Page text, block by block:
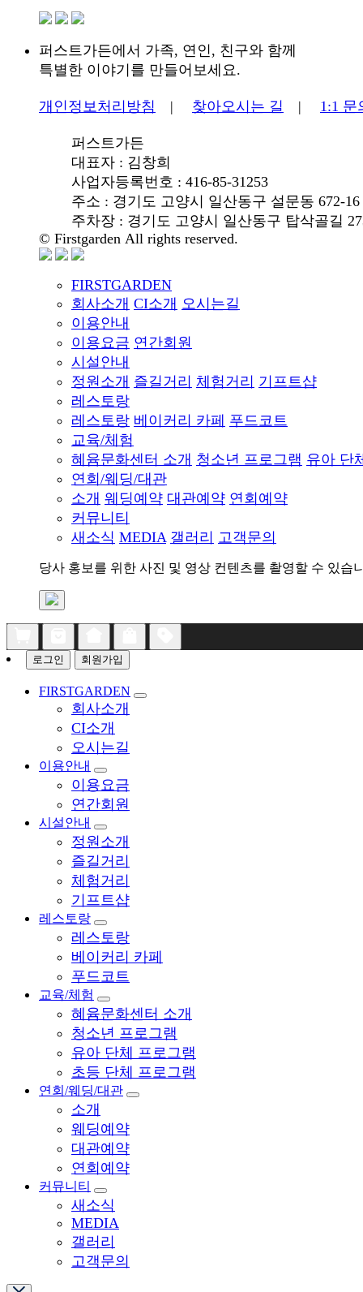
퍼스트가든에서 가족, 연인, 친구와 함께
특별한 이야기를 만들어보세요.
개인정보처리방침 | 찾아오시는 길 | 1:1 문
퍼스트가든
대표자 : 김창희
사업자등록번호 : 416-85-31253
주소 : 경기도 고양시 일산동구 설문동 672-16
주차장 : 경기도 고양시 일산동구 탑삭골길
© Firstgarden All rights reserved.
FIRSTGARDEN
회사소개 CI소개 오시는길
이용안내
이용요금 연간회원
시설안내
정원소개 즐길거리 체험거리 기프트샵
레스토랑
레스토랑 베이커리 카페 푸드코트
교육/체험
혜윰문화센터 소개 청소년 프로그램 유아 단
연회/웨딩/대관
소개 웨딩예약 대관예약 연회예약
커뮤니티
새소식 MEDIA 갤러리 고객문의
당사 홍보를 위한 사진 및 영상 컨텐츠를 촬영할 수 있
로그인 회원가입
FIRSTGARDEN
회사소개
CI소개
오시는길
이용안내
이용요금
연간회원
시설안내
정원소개
즐길거리
체험거리
기프트샵
레스토랑
레스토랑
베이커리 카페
푸드코트
교육/체험
혜윰문화센터 소개
청소년 프로그램
유아 단체 프로그램
초등 단체 프로그램
연회/웨딩/대관
소개
웨딩예약
대관예약
연회예약
커뮤니티
새소식
MEDIA
갤러리
고객문의